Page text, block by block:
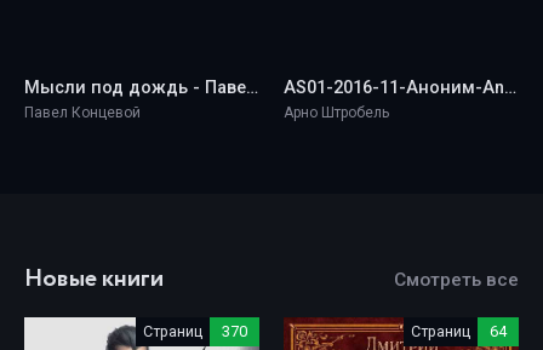
Мысли под дождь - Павел Концевой
Павел Концевой
AS01-2016-11-Аноним-Anonym - Арно Штробель
Арно Штробель
Новые книги Смотреть все
Страниц 370 Страниц 64